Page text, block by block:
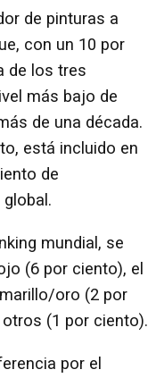
de pinturas a
con un 10 por
de los tres
más bajo de
de una década.
está incluido en
de
mundial, se
(6 por ciento), el
oro (2 por
(1 por ciento).
por el